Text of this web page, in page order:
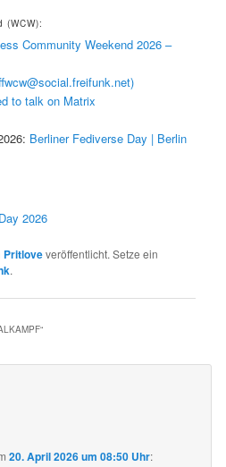
(WCW):
Community Weekend 2026 –
to talk on Matrix
Berliner Fediverse Day | Berlin
2026
Pritloveveröffentlicht. Setze ein
.
“
20. April 2026 um 08:50 Uhr: